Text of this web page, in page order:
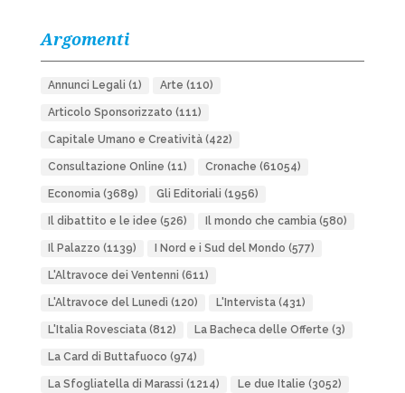
Argomenti
Annunci Legali (1) Arte (110)
Articolo Sponsorizzato (111)
Capitale Umano e Creatività(422)
Consultazione Online (11) Cronache (61054)
Economia(3689) Gli Editoriali (1956)
Il dibattito e le idee (526) Il mondo che cambia(580)
Il Palazzo (1139) I Nord e i Sud del Mondo (577)
L'Altravoce dei Ventenni (611)
L'Altravoce del Lunedì (120) L'Intervista(431)
L'Italia Rovesciata(812) La Bacheca delle Offerte (3)
La Card di Buttafuoco (974)
La Sfogliatella di Marassi (1214) Le due Italie (3052)